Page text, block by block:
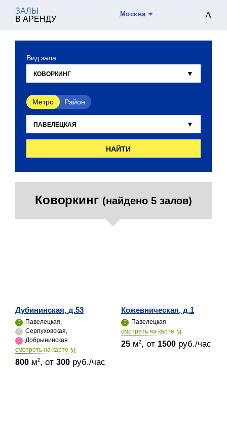
ЗАЛЫ
В АРЕНДУ
Москва
Вид зала:
Метро Район
НАЙТИ
Коворкинг (найдено 5 залов)
Дубининская, д.53
Павелецкая,
Серпуховская,
Добрынинская
cмотреть на карте
800 м2, от 300 руб./час
Кожевническая, д.1
Павелецкая
cмотреть на карте
25 м2, от 1500 руб./час